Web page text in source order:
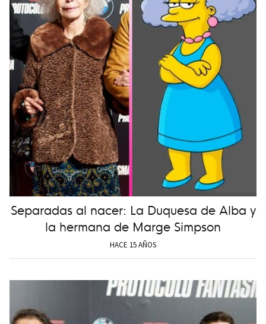
Separadas al nacer: La Duquesa de Alba y
la hermana de Marge Simpson
HACE 15 AÑOS